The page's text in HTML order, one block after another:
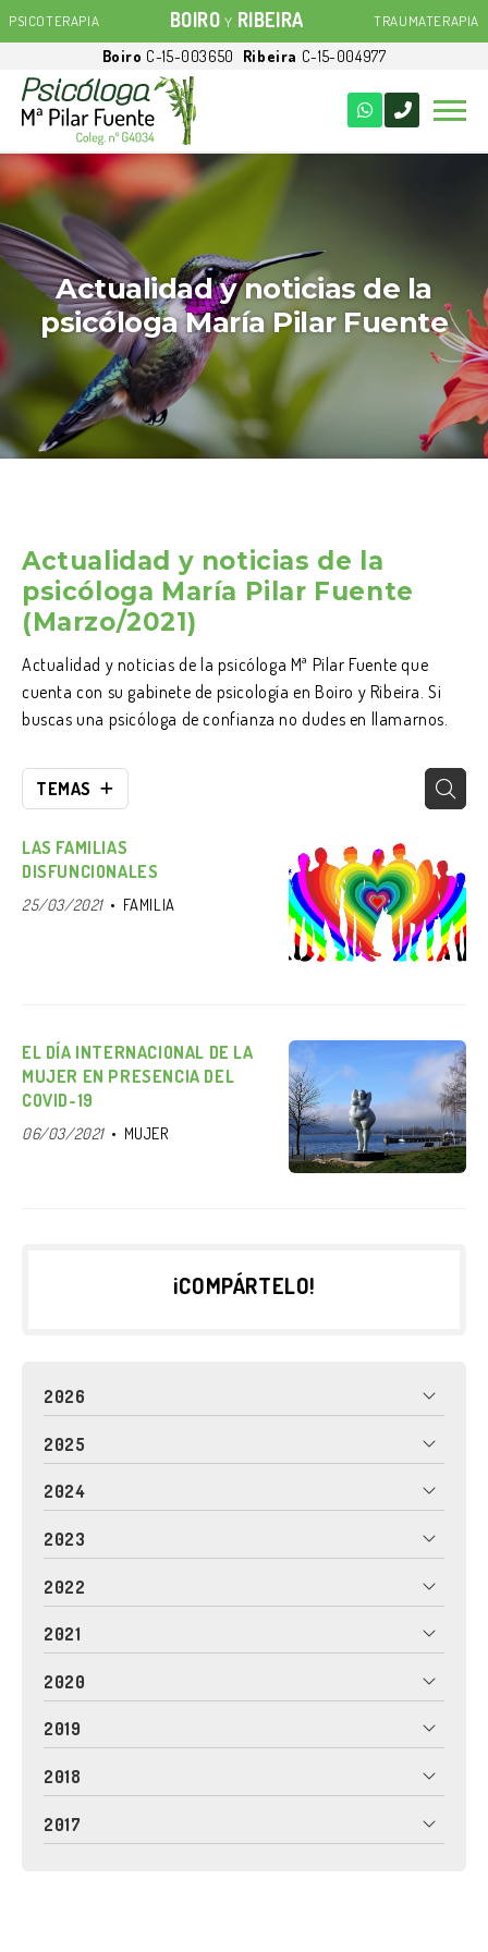
PSICOTERAPIA BOIRO Y RIBEIRA TRAUMATERAPIA
Boiro C-15-003650 Ribeira C-15-004977
Actualidad y noticias de la
psicóloga María Pilar Fuente
Actualidad y noticias de la
psicóloga María Pilar Fuente
(Marzo/2021)
Actualidad y noticias de la psicóloga Mª Pilar Fuente que
cuenta con su gabinete de psicología en Boiro y Ribeira. Si
buscas una psicóloga de confianza no dudes en llamarnos.
TEMAS
LAS FAMILIAS
DISFUNCIONALES
25/03/2021 FAMILIA
EL DÍA INTERNACIONAL DE LA
MUJER EN PRESENCIA DEL
COVID-19
06/03/2021 MUJER
¡COMPÁRTELO!
2026
2025
2024
2023
2022
2021
2020
2019
2018
2017